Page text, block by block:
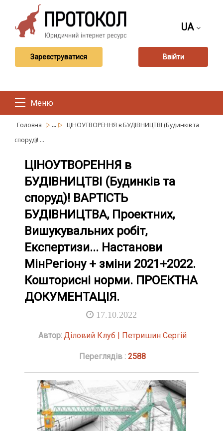
UA
Зареєструватися Ввійти
Меню
Головна ...
ЦІНОУТВОРЕННЯ в БУДІВНИЦТВІ (Будинків та
споруд)! ...
ЦІНОУТВОРЕННЯ в
БУДІВНИЦТВІ (Будинків та
споруд)! ВАРТІСТЬ
БУДІВНИЦТВА, Проектних,
Вишукувальних робіт,
Експертизи... Настанови
МінРегіону + зміни 2021+2022.
Кошторисні норми. ПРОЕКТНА
ДОКУМЕНТАЦІЯ.
17.10.2022
Автор:Діловий Клуб | Петришин Сергій
Переглядів :2588